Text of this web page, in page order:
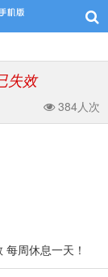
失效
384人次
周休息一天！